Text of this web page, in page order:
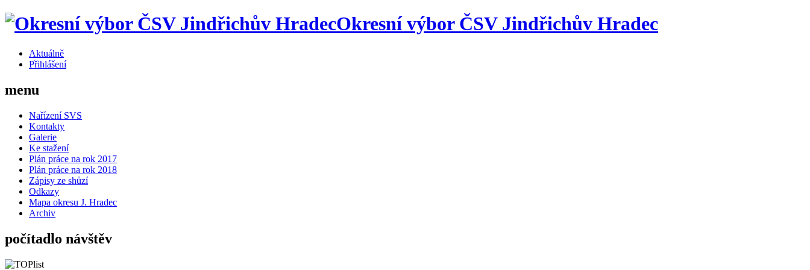
Okresní výbor ČSV Jindřichův Hradec
Aktuálně
Přihlášení
menu
Nařízení SVS
Kontakty
Galerie
Ke stažení
Plán práce na rok 2017
Plán práce na rok 2018
Zápisy ze shůzí
Odkazy
Mapa okresu J. Hradec
Archiv
počítadlo návštěv